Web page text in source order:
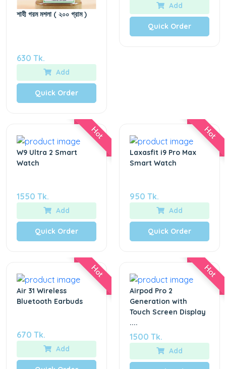
শাহী গরম মশলা ( ২০০ গ্রাম )
630 Tk.
Add
Quick Order
Add
Quick Order
Hot
W9 Ultra 2 Smart
Watch
1550 Tk.
Add
Quick Order
Hot
Laxasfit i9 Pro Max
Smart Watch
950 Tk.
Add
Quick Order
Hot
Air 31 Wireless
Bluetooth Earbuds
670 Tk.
Add
Hot
Airpod Pro 2
Generation with
Touch Screen Display
....
1500 Tk.
Add